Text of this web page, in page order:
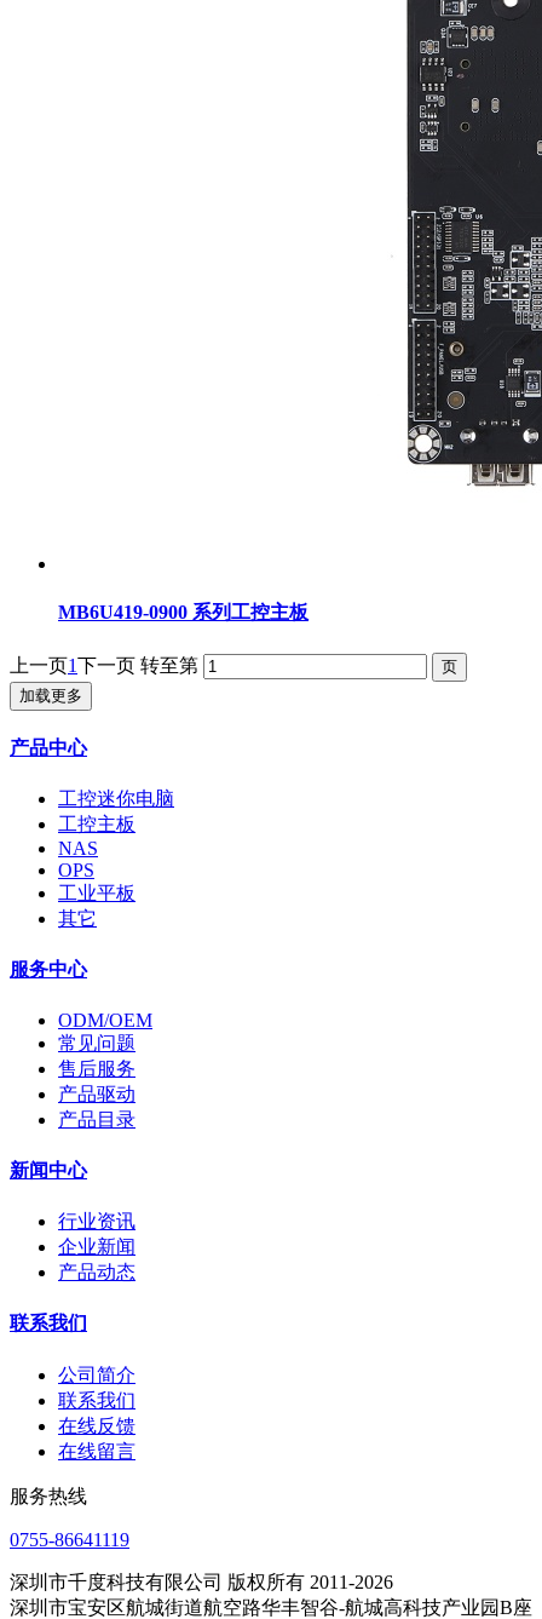
MB6U419-0900 系列工控主板
上一页1下一页 转至第
加载更多
产品中心
工控迷你电脑
工控主板
NAS
OPS
工业平板
其它
服务中心
ODM/OEM
常见问题
售后服务
产品驱动
产品目录
新闻中心
行业资讯
企业新闻
产品动态
联系我们
公司简介
联系我们
在线反馈
在线留言
服务热线
0755-86641119
深圳市千度科技有限公司 版权所有 2011-2026
深圳市宝安区航城街道航空路华丰智谷-航城高科技产业园B座